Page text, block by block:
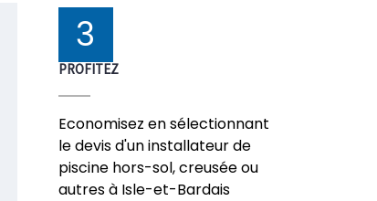
3
PROFITEZ
Economisez en sélectionnant
le devis d'un installateur de
piscine hors-sol, creusée ou
autres à Isle-et-Bardais